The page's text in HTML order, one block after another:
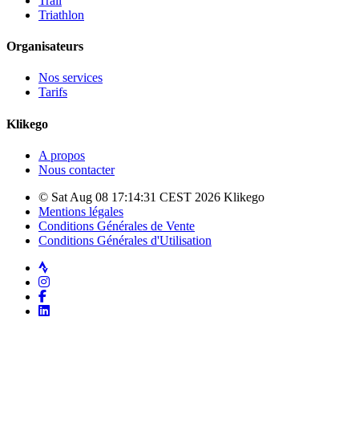
Triathlon
Organisateurs
Nos services
Tarifs
Klikego
A propos
Nous contacter
© Sat Aug 08 17:14:31 CEST 2026 Klikego
Mentions légales
Conditions Générales de Vente
Conditions Générales d'Utilisation
Strava
Instagram
Facebook
LinkedIn